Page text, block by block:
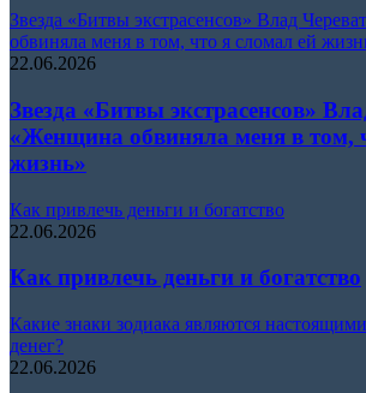
Звезда «Битвы экстрасенсов» Влад
обвиняла меня в том, что я сломал ей
22.06.2026
Звезда «Битвы экстрасенсов»
«Женщина обвиняла меня в том,
жизнь»
Как привлечь деньги и богатство
22.06.2026
Как привлечь деньги и богатство
Какие знаки зодиака являются
денег?
22.06.2026